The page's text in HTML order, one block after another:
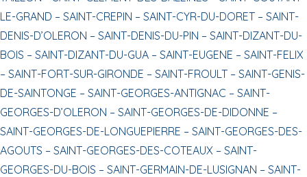
LE-GRAND – SAINT-CREPIN – SAINT-CYR-DU-DORET – SAINT-
DENIS-D’OLERON – SAINT-DENIS-DU-PIN – SAINT-DIZANT-DU-
BOIS – SAINT-DIZANT-DU-GUA – SAINT-EUGENE – SAINT-FELIX
– SAINT-FORT-SUR-GIRONDE – SAINT-FROULT – SAINT-GENIS-
DE-SAINTONGE – SAINT-GEORGES-ANTIGNAC – SAINT-
GEORGES-D’OLERON – SAINT-GEORGES-DE-DIDONNE –
SAINT-GEORGES-DE-LONGUEPIERRE – SAINT-GEORGES-DES-
AGOUTS – SAINT-GEORGES-DES-COTEAUX – SAINT-
GEORGES-DU-BOIS – SAINT-GERMAIN-DE-LUSIGNAN – SAINT-